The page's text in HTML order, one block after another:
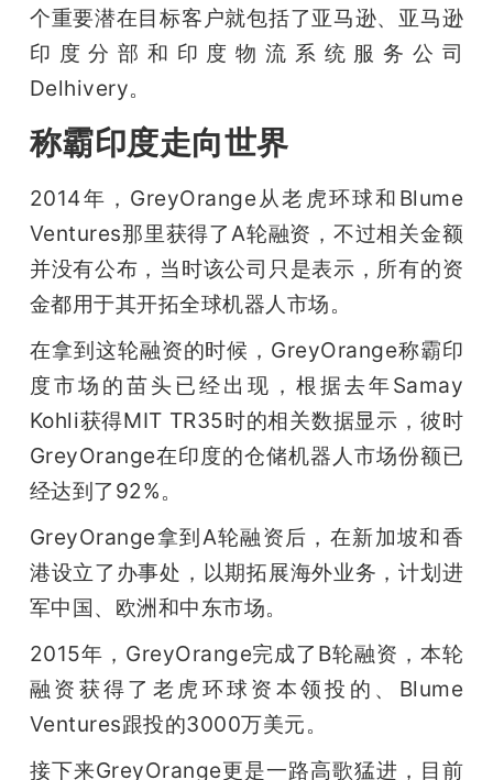
个重要潜在目标客户就包括了亚马逊、亚马逊
印度分部和印度物流系统服务公司
Delhivery。
称霸印度走向世界
2014年，GreyOrange从老虎环球和Blume
Ventures那里获得了A轮融资，不过相关金额
并没有公布，当时该公司只是表示，所有的资
金都用于其开拓全球机器人市场。
在拿到这轮融资的时候，GreyOrange称霸印
度市场的苗头已经出现，根据去年Samay
Kohli获得MIT TR35时的相关数据显示，彼时
GreyOrange在印度的仓储机器人市场份额已
经达到了92%。
GreyOrange拿到A轮融资后，在新加坡和香
港设立了办事处，以期拓展海外业务，计划进
军中国、欧洲和中东市场。
2015年，GreyOrange完成了B轮融资，本轮
融资获得了老虎环球资本领投的、Blume
Ventures跟投的3000万美元。
接下来GreyOrange更是一路高歌猛进，目前